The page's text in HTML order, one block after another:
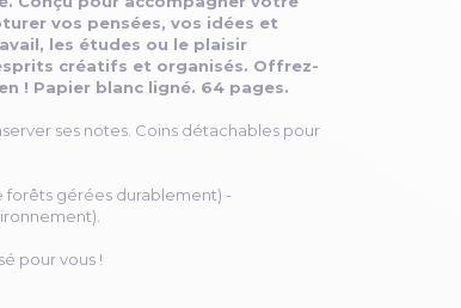
vos pensées, vos idées et
les études ou le plaisir
créatifs et organisés. Offrez-
! Papier blanc ligné. 64 pages.
ses notes. Coins détachables pour
forêts gérées durablement) -
pour vous !